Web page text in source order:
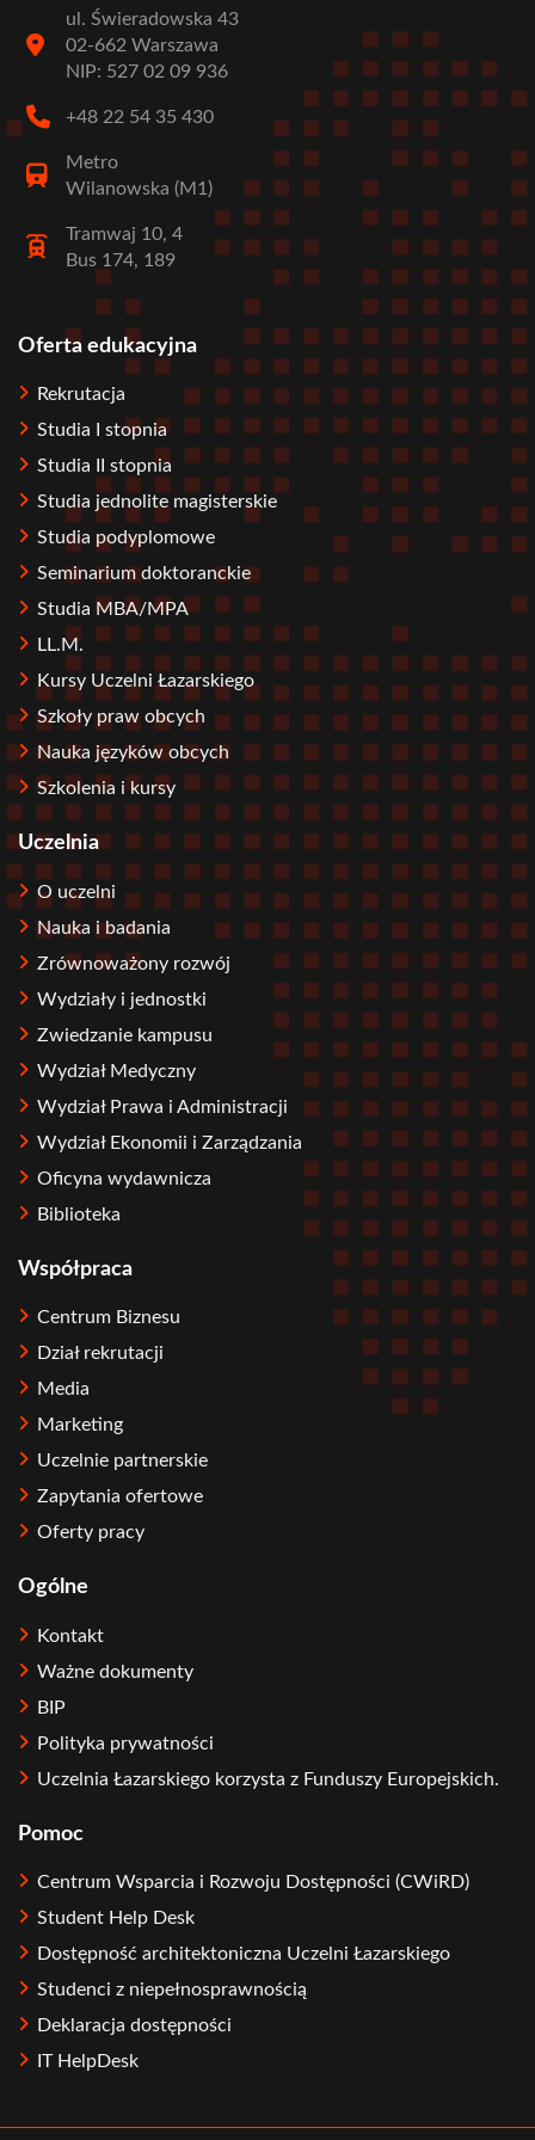
ul. Świeradowska 43
02-662 Warszawa
NIP: 527 02 09 936
+48 22 54 35 430
Metro
Wilanowska (M1)
Tramwaj 10, 4
Bus 174, 189
Stopka
Oferta edukacyjna
Rekrutacja
Studia I stopnia
Studia II stopnia
Studia jednolite magisterskie
Studia podyplomowe
Seminarium doktoranckie
Studia MBA/MPA
LL.M.
Kursy Uczelni Łazarskiego
Szkoły praw obcych
Nauka języków obcych
Szkolenia i kursy
Uczelnia
O uczelni
Nauka i badania
Zrównoważony rozwój
Wydziały i jednostki
Zwiedzanie kampusu
Wydział Medyczny
Wydział Prawa i Administracji
Wydział Ekonomii i Zarządzania
Oficyna wydawnicza
Biblioteka
Współpraca
Centrum Biznesu
Dział rekrutacji
Media
Marketing
Uczelnie partnerskie
Zapytania ofertowe
Oferty pracy
Ogólne
Kontakt
Ważne dokumenty
BIP
Polityka prywatności
Uczelnia Łazarskiego korzysta z Funduszy Europejskich.
Pomoc
Centrum Wsparcia i Rozwoju Dostępności (CWiRD)
Student Help Desk
Dostępność architektoniczna Uczelni Łazarskiego
Studenci z niepełnosprawnością
Deklaracja dostępności
IT HelpDesk